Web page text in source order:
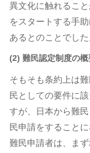
異文化に触れるこ
をスタートする手
あるとのことでした
(2) 難民認定制度の概
そもそも条約上は
民としての要件に
すが、日本から難
民申請をすることに
難民申請者は、ま